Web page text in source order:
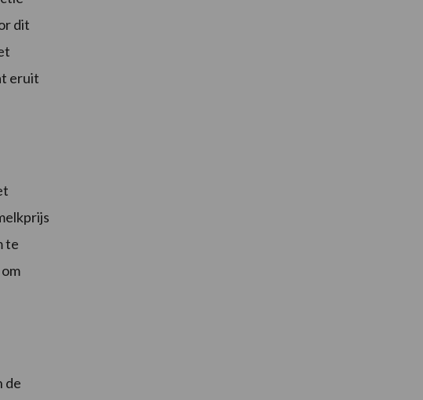
dit
eruit
te
de